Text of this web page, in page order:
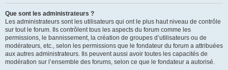
Que sont les administrateurs ?
Les administrateurs sont les utilisateurs qui ont le plus haut niveau de contrôle
sur tout le forum. Ils contrôlent tous les aspects du forum comme les
permissions, le bannissement, la création de groupes d’utilisateurs ou de
modérateurs, etc., selon les permissions que le fondateur du forum a attribuées
aux autres administrateurs. Ils peuvent aussi avoir toutes les capacités de
modération sur l’ensemble des forums, selon ce que le fondateur a autorisé.